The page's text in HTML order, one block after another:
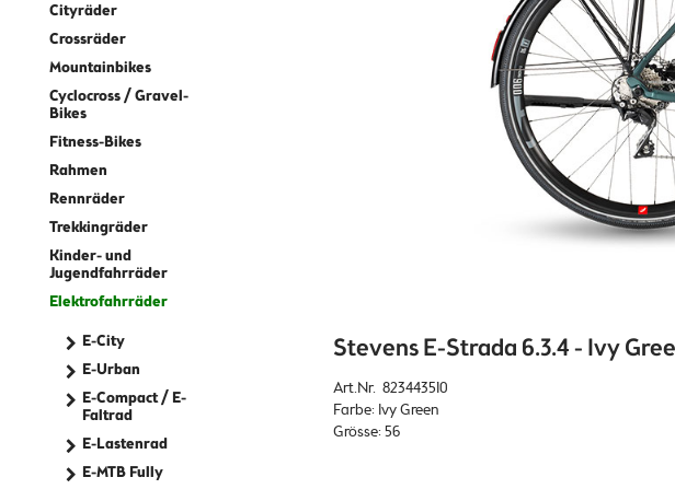
Cityräder
Crossräder
Mountainbikes
Cyclocross / Gravel-
Bikes
Fitness-Bikes
Rahmen
Rennräder
Trekkingräder
Kinder- und
Jugendfahrräder
Elektrofahrräder
E-City
E-Urban
E-Compact / E-
Faltrad
E-Lastenrad
E-MTB Fully
Stevens E-Strada 6.3.4 - Ivy
Art.Nr. 823443510
Farbe: Ivy Green
Grösse: 56